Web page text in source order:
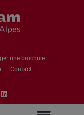
une brochure
Contact